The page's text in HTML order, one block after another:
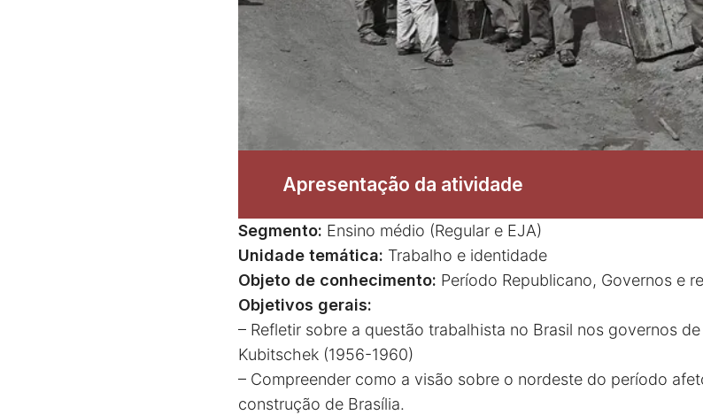
Apresentação da atividade
Segmento: Ensino médio (Regular e EJA)
Unidade temática: Trabalho e identidade
Objeto de conhecimento: Período Republicano, Governos e
Objetivos gerais:
– Refletir sobre a questão trabalhista no Brasil nos governos
Kubitschek (1956-1960)
– Compreender como a visão sobre o nordeste do período
construção de Brasília.